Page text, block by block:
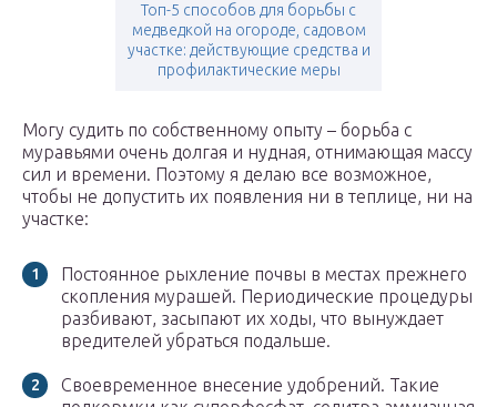
Топ-5 способов для борьбы с
медведкой на огороде, садовом
участке: действующие средства и
профилактические меры
Могу судить по собственному опыту – борьба с
муравьями очень долгая и нудная, отнимающая массу
сил и времени. Поэтому я делаю все возможное,
чтобы не допустить их появления ни в теплице, ни на
участке:
Постоянное рыхление почвы в местах прежнего
скопления мурашей. Периодические процедуры
разбивают, засыпают их ходы, что вынуждает
вредителей убраться подальше.
Своевременное внесение удобрений. Такие